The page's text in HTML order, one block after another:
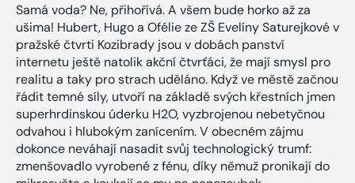
Samá voda? Ne, přihořívá. A všem bude horko až za
ušima! Hubert, Hugo a Ofélie ze ZŠ Evelíny Saturejkové v
pražské čtvrti Kozibrady jsou v dobách panství
internetu ještě natolik akční čtvrťáci, že mají smysl pro
realitu a taky pro strach uděláno. Když ve městě začnou
řádit temné síly, utvoří na základě svých křestních jmen
superhrdinskou úderku H2O, vyzbrojenou nebetyčnou
odvahou i hlubokým zanícením. V obecném zájmu
dokonce neváhají nasadit svůj technologický trumf:
zmenšovadlo vyrobené z fénu, díky němuž pronikají do